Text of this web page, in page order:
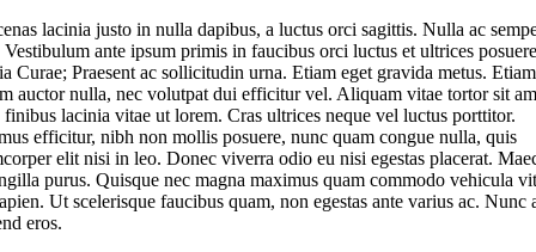
lacinia justo in nulla dapibus, a luctus orci sagittis. Nulla ac
Vestibulum ante ipsum primis in faucibus orci luctus et ultrices posuere
Curae; Praesent ac sollicitudin urna. Etiam eget gravida metus. Etiam
auctor nulla, nec volutpat dui efficitur vel. Aliquam vitae tortor sit
finibus lacinia vitae ut lorem. Cras ultrices neque vel luctus porttitor.
efficitur, nibh non mollis posuere, nunc quam congue nulla, quis
elit nisi in leo. Donec viverra odio eu nisi egestas placerat.
purus. Quisque nec magna maximus quam commodo vehicula
Ut scelerisque faucibus quam, non egestas ante varius ac. Nunc
eros.